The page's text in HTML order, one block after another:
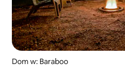
Dom w: Baraboo